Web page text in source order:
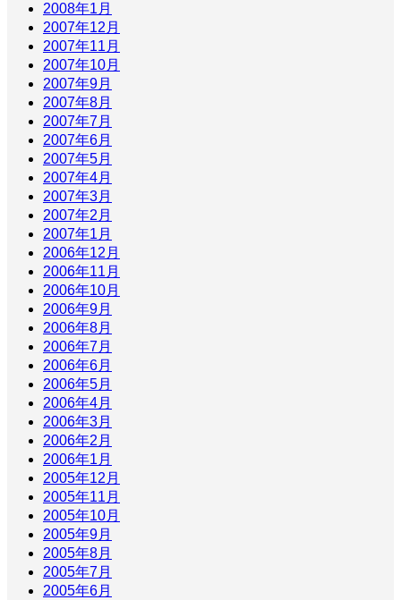
2008年1月
2007年12月
2007年11月
2007年10月
2007年9月
2007年8月
2007年7月
2007年6月
2007年5月
2007年4月
2007年3月
2007年2月
2007年1月
2006年12月
2006年11月
2006年10月
2006年9月
2006年8月
2006年7月
2006年6月
2006年5月
2006年4月
2006年3月
2006年2月
2006年1月
2005年12月
2005年11月
2005年10月
2005年9月
2005年8月
2005年7月
2005年6月